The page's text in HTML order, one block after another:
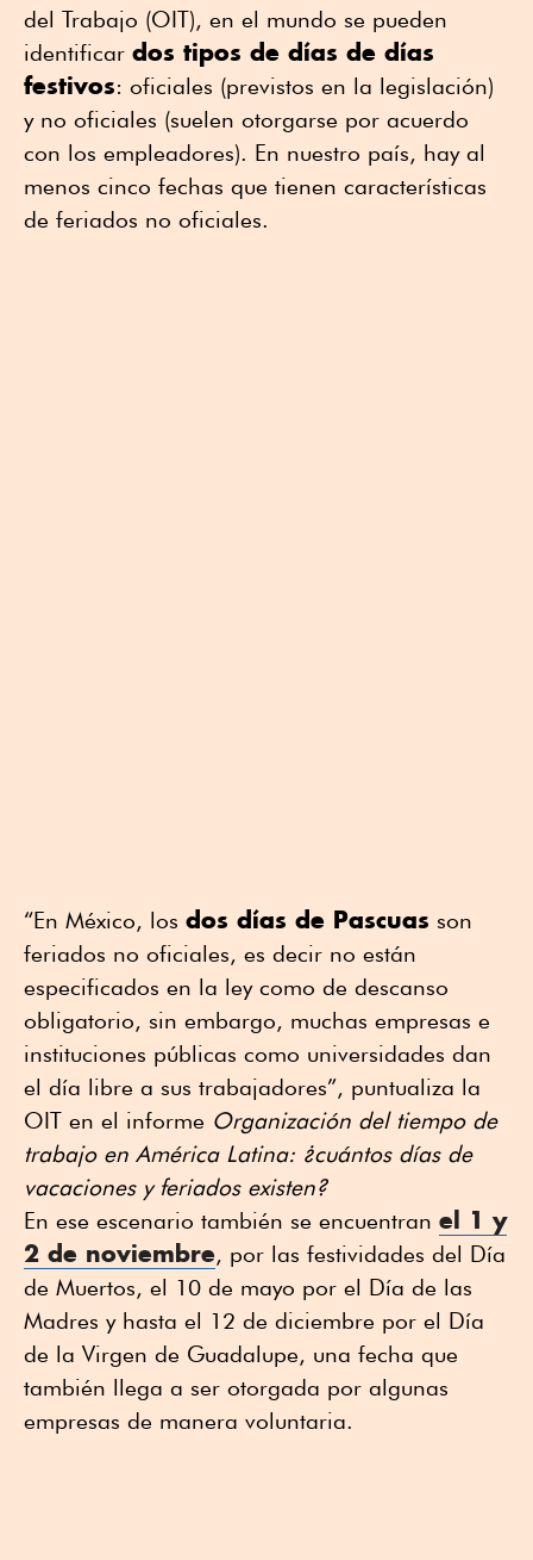
del Trabajo (OIT), en el mundo se pueden
identificar dos tipos de días de días
festivos: oficiales (previstos en la legislación)
y no oficiales (suelen otorgarse por acuerdo
con los empleadores). En nuestro país, hay al
menos cinco fechas que tienen características
de feriados no oficiales.
“En México, los dos días de Pascuas son
feriados no oficiales, es decir no están
especificados en la ley como de descanso
obligatorio, sin embargo, muchas empresas e
instituciones públicas como universidades dan
el día libre a sus trabajadores”, puntualiza la
OIT en el informe Organización del tiempo de
trabajo en América Latina: ¿cuántos días de
vacaciones y feriados existen?
En ese escenario también se encuentran el 1 y
2 de noviembre, por las festividades del Día
de Muertos, el 10 de mayo por el Día de las
Madres y hasta el 12 de diciembre por el Día
de la Virgen de Guadalupe, una fecha que
también llega a ser otorgada por algunas
empresas de manera voluntaria.